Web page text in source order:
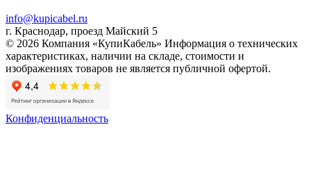
info@kupicabel.ru
г. Краснодар, проезд Майский 5
© 2026 Компания «КупиКабель» Информация о технических
характеристиках, наличии на складе, стоимости и
изображениях товаров не является публичной офертой.
Конфиденциальность